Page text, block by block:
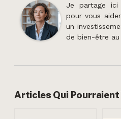
Je partage ici
pour vous
un
de bien-être
Articles Qui